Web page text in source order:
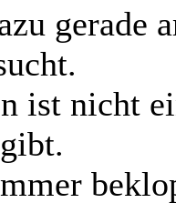
gerade
ist nicht